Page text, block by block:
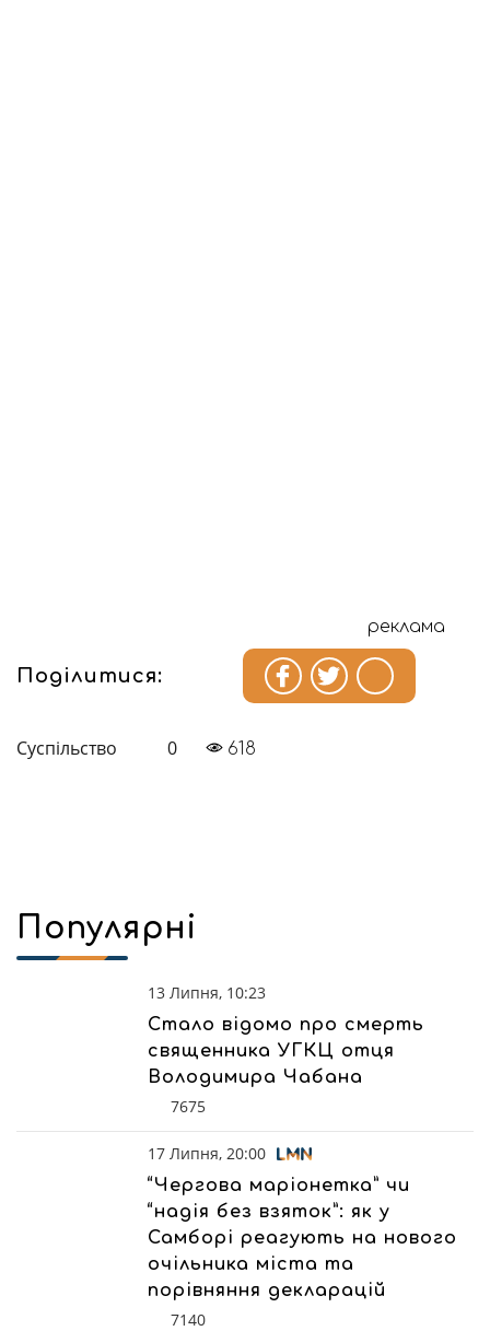
реклама
Поділитися:
Суспільство 0 618
Популярні
13 Липня, 10:23
Стало відомо про смерть
священника УГКЦ отця
Володимира Чабана
7675
17 Липня, 20:00
“Чергова маріонетка” чи
“надія без взяток”: як у
Самборі реагують на нового
очільника міста та
порівняння декларацій
7140